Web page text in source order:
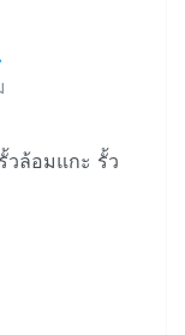
วล้อมแกะ รั้ว